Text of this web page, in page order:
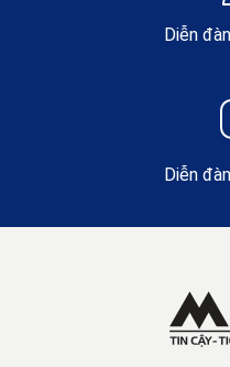
Diễn
Diễn